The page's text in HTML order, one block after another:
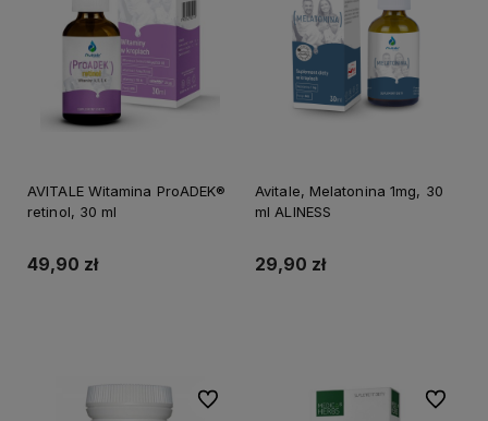
AVITALE Witamina ProADEK®
retinol, 30 ml
49,90 zł
Avitale, Melatonina 1mg, 30
ml ALINESS
29,90 zł
Do ulubionych Do